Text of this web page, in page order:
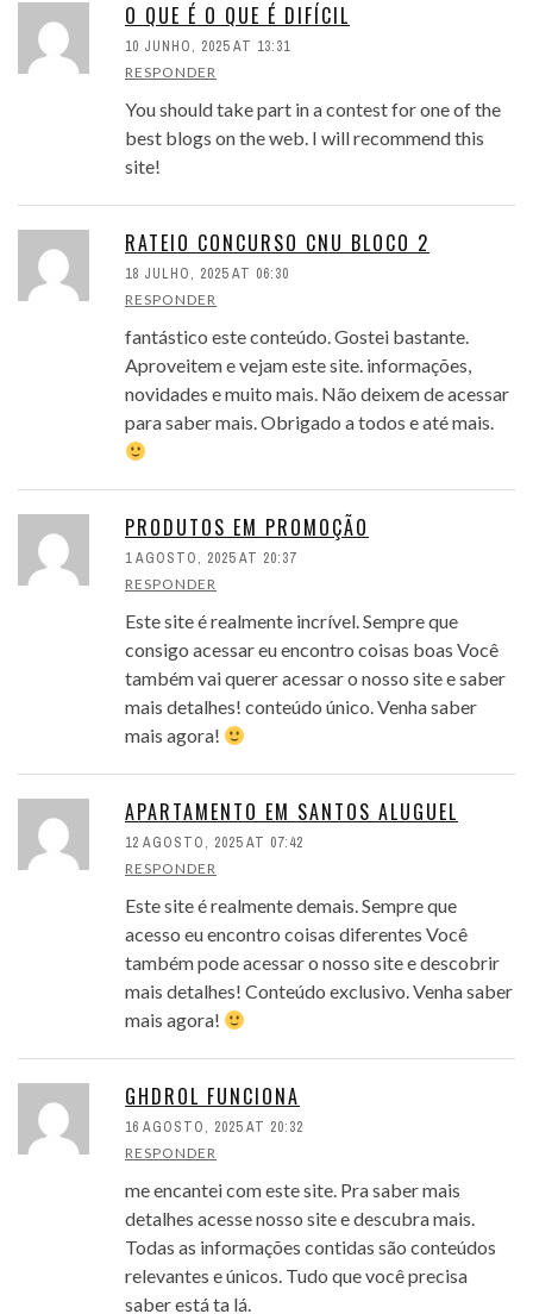
O QUE É O QUE É DIFÍCIL
10 JUNHO, 2025 AT 13:31
RESPONDER
You should take part in a contest for one of the
best blogs on the web. I will recommend this
site!
RATEIO CONCURSO CNU BLOCO 2
18 JULHO, 2025 AT 06:30
RESPONDER
fantástico este conteúdo. Gostei bastante.
Aproveitem e vejam este site. informações,
novidades e muito mais. Não deixem de acessar
para saber mais. Obrigado a todos e até mais.
PRODUTOS EM PROMOÇÃO
1 AGOSTO, 2025 AT 20:37
RESPONDER
Este site é realmente incrível. Sempre que
consigo acessar eu encontro coisas boas Você
também vai querer acessar o nosso site e saber
mais detalhes! conteúdo único. Venha saber
mais agora!
APARTAMENTO EM SANTOS ALUGUEL
12 AGOSTO, 2025 AT 07:42
RESPONDER
Este site é realmente demais. Sempre que
acesso eu encontro coisas diferentes Você
também pode acessar o nosso site e descobrir
mais detalhes! Conteúdo exclusivo. Venha saber
mais agora!
GHDROL FUNCIONA
16 AGOSTO, 2025 AT 20:32
RESPONDER
me encantei com este site. Pra saber mais
detalhes acesse nosso site e descubra mais.
Todas as informações contidas são conteúdos
relevantes e únicos. Tudo que você precisa
saber está ta lá.